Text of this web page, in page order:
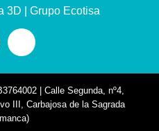
3D | Grupo Ecotisa
| Calle Segunda, nº4,
III, Carbajosa de la Sagrada